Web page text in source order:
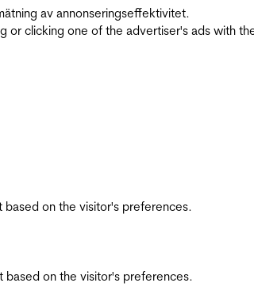
av annonseringseffektivitet.
clicking one of the advertiser's ads with
on the visitor's preferences.
on the visitor's preferences.